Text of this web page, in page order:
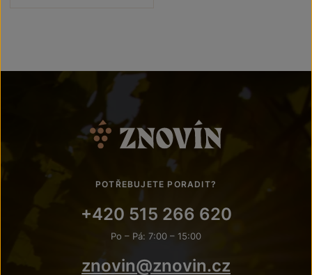
POTŘEBUJETE PORADIT?
+420 515 266 620
Po – Pá: 7:00 – 15:00
znovin@znovin.cz